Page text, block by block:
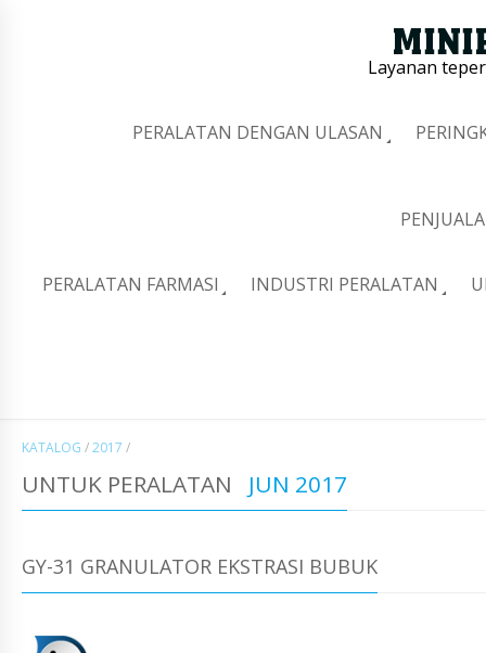
Layanan
PERALATAN DENGAN ULASAN
PERALATAN FARMASI INDUSTRI PERALATAN
KATALOG /2017 /
UNTUK PERALATAN JUN 2017
GY-31 GRANULATOR EKSTRASI BUBUK